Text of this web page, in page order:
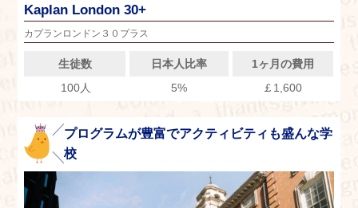
Kaplan London 30+
カプランロンドン３０プラス
生徒数 日本人比率
1ヶ月の費用
100人
5% ￡1,600
プログラムが豊富でアクティビティも盛んな学
校